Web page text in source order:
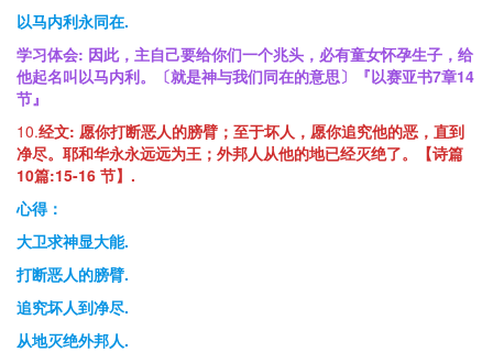
以马内利永同在.
学习体会: 因此，主自己要给你们一个兆头，必有童女怀孕生子，给
他起名叫以马内利。〔就是神与我们同在的意思〕『以赛亚书7章14
节』
10.经文: 愿你打断恶人的膀臂；至于坏人，愿你追究他的恶，直到
净尽。耶和华永永远远为王；外邦人从他的地已经灭绝了。【诗篇
10篇:15-16 节】.
心得：
大卫求神显大能.
打断恶人的膀臂.
追究坏人到净尽.
从地灭绝外邦人.